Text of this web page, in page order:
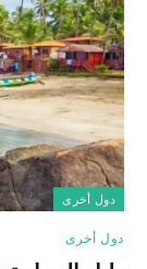
دول أخرى
دول أخرى